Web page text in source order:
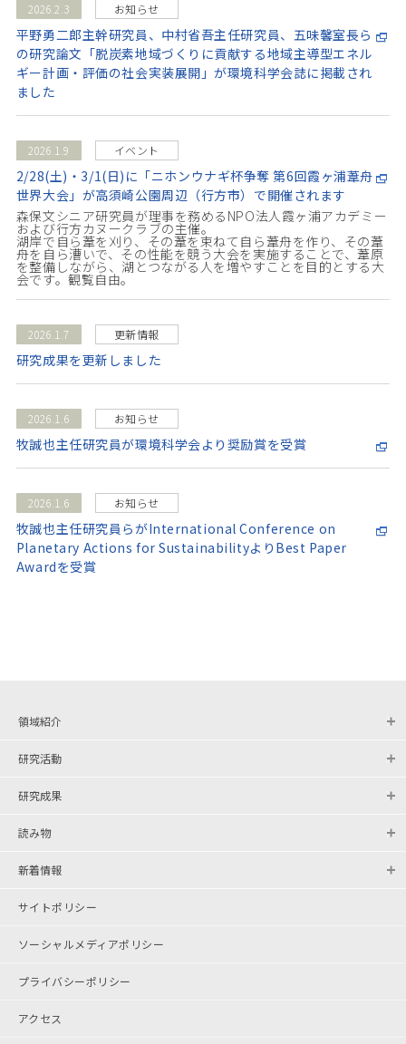
2026.2.3 お知らせ
平野勇二郎主幹研究員、中村省吾主任研究員、五味馨室長ら
の研究論文「脱炭素地域づくりに貢献する地域主導型エネル
ギー計画・評価の社会実装展開」が環境科学会誌に掲載され
ました
2026.1.9 イベント
2/28(土)・3/1(日)に「ニホンウナギ杯争奪 第6回霞ヶ浦葦舟
世界大会」が高須崎公園周辺（行方市）で開催されます
森保文シニア研究員が理事を務めるNPO法人霞ヶ浦アカデミー
および行方カヌークラブの主催。
湖岸で自ら葦を刈り、その葦を束ねて自ら葦舟を作り、その葦
舟を自ら漕いで、その性能を競う大会を実施することで、葦原
を整備しながら、湖とつながる人を増やすことを目的とする大
会です。観覧自由。
2026.1.7 更新情報
研究成果を更新しました
2026.1.6 お知らせ
牧誠也主任研究員が環境科学会より奨励賞を受賞
2026.1.6 お知らせ
牧誠也主任研究員らがInternational Conference on
Planetary Actions for SustainabilityよりBest Paper
Awardを受賞
領域紹介
研究活動
研究成果
読み物
新着情報
サイトポリシー
ソーシャルメディアポリシー
プライバシーポリシー
アクセス